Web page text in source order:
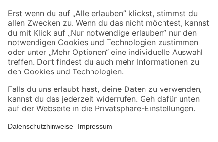
Sicher einkaufen
Jetzt die toom-App herunterladen
Alle Preisangaben in EUR inkl. gesetzl. MwSt.. Die dargestellten Angebote sind unter
Umständen nicht in allen Märkten verfügbar. Die angegebenen Verfügbarkeiten beziehen
Produkte nur solange der Vorrat reicht.
*Paketversand ab 59 € versandkostenfrei, gilt nicht für Artikel mit Speditionsversand, hier